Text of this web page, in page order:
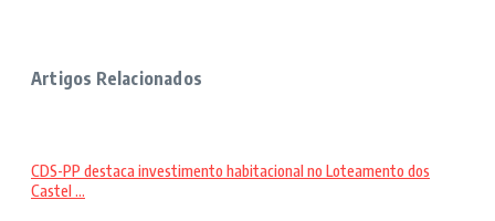
Artigos Relacionados
CDS-PP destaca investimento habitacional no Loteamento dos
Castel ...